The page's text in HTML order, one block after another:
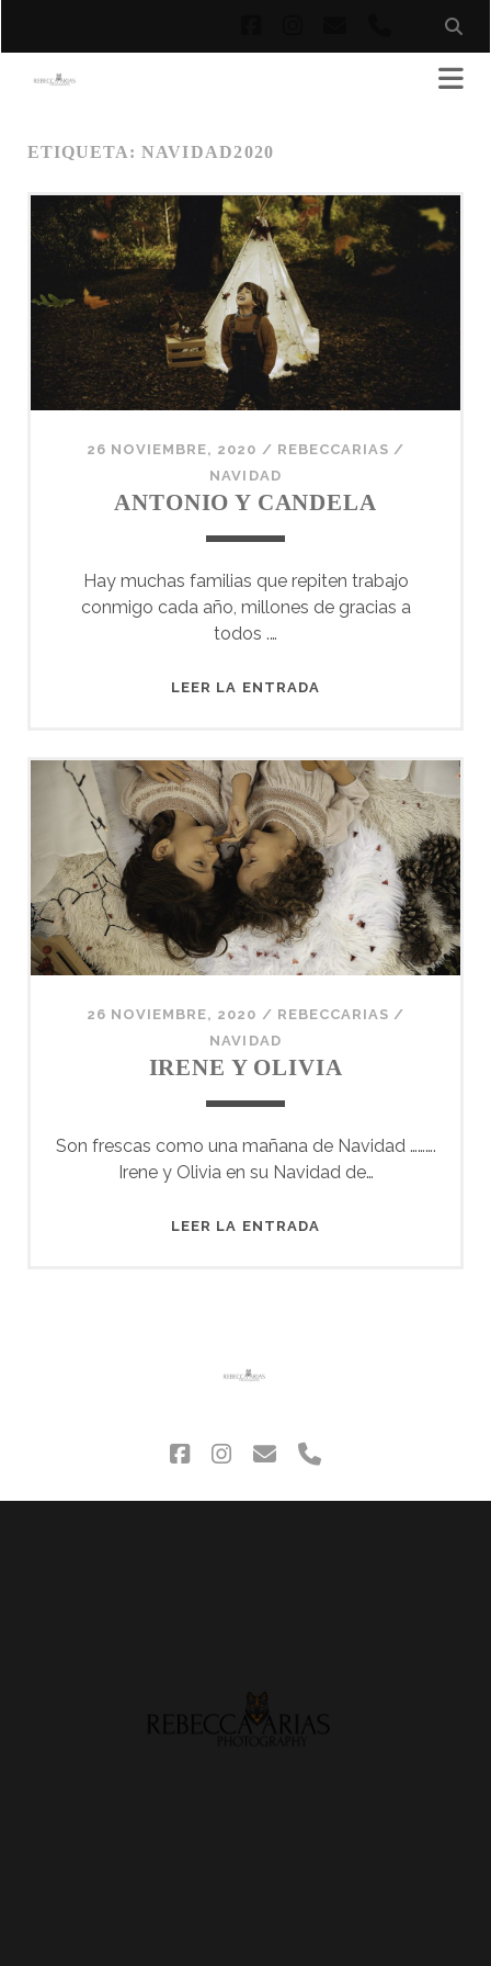
electrónico
phone
ETIQUETA: NAVIDAD2020
26 NOVIEMBRE, 2020 / REBECCARIAS /
NAVIDAD
ANTONIO Y CANDELA
Hay muchas familias que repiten trabajo
conmigo cada año, millones de gracias a
todos .…
LEER LA ENTRADA
26 NOVIEMBRE, 2020 / REBECCARIAS /
NAVIDAD
IRENE Y OLIVIA
Son frescas como una mañana de Navidad ……….
Irene y Olivia en su Navidad de…
LEER LA ENTRADA
facebook
instagram
correophone